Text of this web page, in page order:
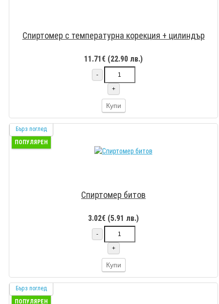
Спиртомер с температурна корекция + цилиндър
11.71€ (22.90 лв.)
-
+
Купи
Бърз поглед
ПОПУЛЯРЕН
Спиртомер битов
3.02€ (5.91 лв.)
-
+
Купи
Бърз поглед
ПОПУЛЯРЕН